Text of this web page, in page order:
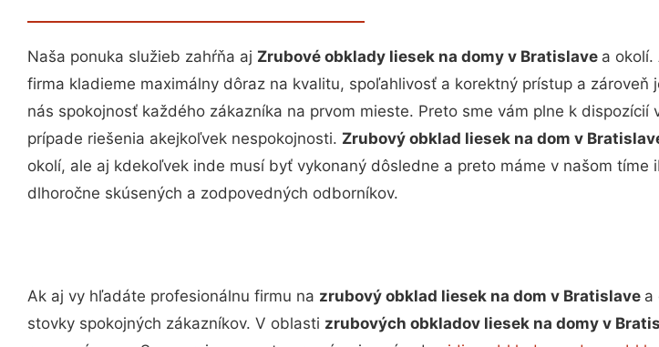
Naša ponuka služieb zahŕňa aj Zrubové obklady liesek na domy v Bratislave a okolí.
firma kladieme maximálny dôraz na kvalitu, spoľahlivosť a korektný prístup a zároveň
nás spokojnosť každého zákazníka na prvom mieste. Preto sme vám plne k dispozícií
prípade riešenia akejkoľvek nespokojnosti. Zrubový obklad liesek na dom v
okolí, ale aj kdekoľvek inde musí byť vykonaný dôsledne a preto máme v našom tíme
dlhoročne skúsených a zodpovedných odborníkov.
Ak aj vy hľadáte profesionálnu firmu na zrubový obklad liesek na dom v Bratislave a
stovky spokojných zákazníkov. V oblasti zrubových obkladov liesek na domy v